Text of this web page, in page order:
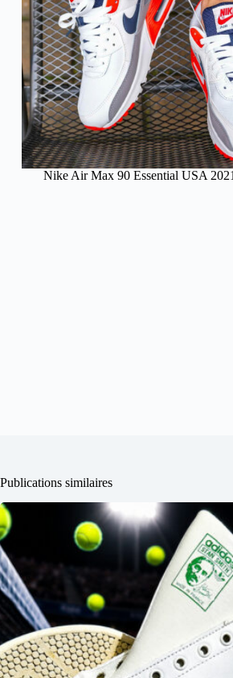
Nike Air Max 90 Essential USA
Publications similaires